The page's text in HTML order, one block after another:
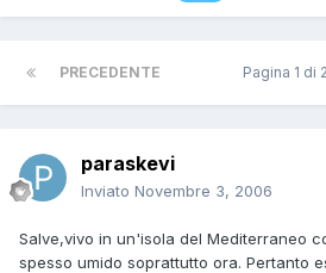
PRECEDENTE Pagina 1 di 2
paraskevi
Inviato Novembre 3, 2006
Salve,vivo in un'isola del Mediterraneo
spesso umido soprattutto ora. Pertanto